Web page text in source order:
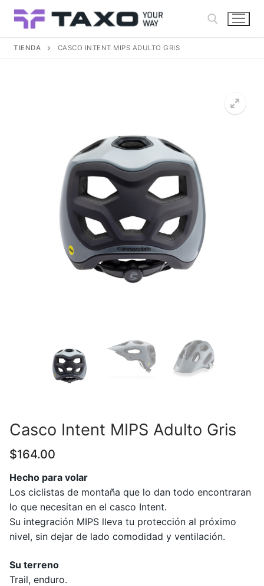
TIENDA CASCO INTENT MIPS ADULTO GRIS
Casco Intent MIPS Adulto Gris
$164.00
Hecho para volar
Los ciclistas de montaña que lo dan todo encontraran
lo que necesitan en el casco Intent.
Su integración MIPS lleva tu protección al próximo
nivel, sin dejar de lado comodidad y ventilación.
Su terreno
Trail, enduro.